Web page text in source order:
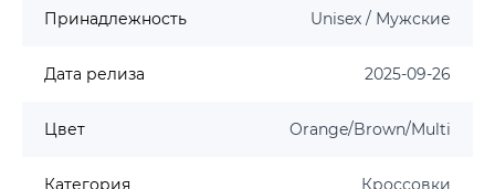
Принадлежность Unisex / Мужские
Дата релиза 2025-09-26
Цвет Orange/Brown/Multi
Категория Кроссовки